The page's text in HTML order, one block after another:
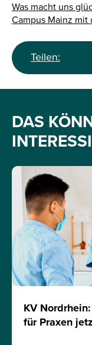
Was macht uns
Campus Mainz mit
Teilen:
DAS
KV
für Praxen